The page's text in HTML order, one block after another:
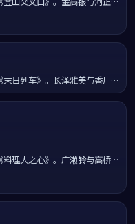
日列车》。长泽雅美与香川照
智能、克隆与人类伦理的多重
理人之心》。广濑铃与高桥一